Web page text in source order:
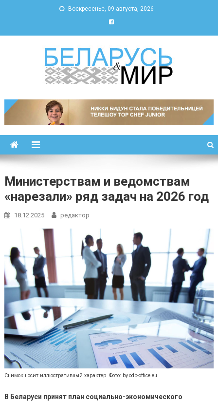
Воскресенье, 09 августа, 2026
Беларусь и мир
Министерствам и ведомствам
«нарезали» ряд задач на 2026 год
18.12.2025 редактор
Снимок носит иллюстративный характер. Фото: by.odb-office.eu
В Беларуси принят план социально-экономического